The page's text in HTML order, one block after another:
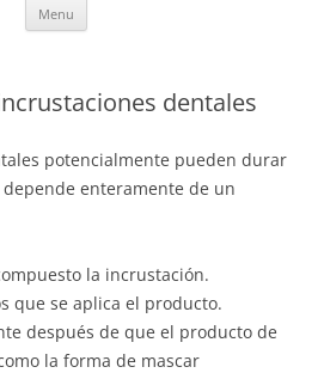
Menu
dentales
potencialmente pueden durar
enteramente de un
la incrustación.
que se aplica el producto.
después de que el producto de
la forma de mascar